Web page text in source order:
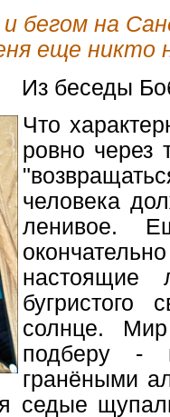
бегом на
еще никто
Из беседы
Что
ровно через
человека
ленивое.
настоящие
бугристого
солнце.
подберу -
гранёными
седые